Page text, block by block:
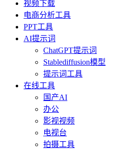
视频下载
电商分析工具
PPT工具
AI提示词
ChatGPT提示词
Stablediffusion模型
提示词工具
在线工具
国产AI
办公
影视视频
电视台
拍摄工具